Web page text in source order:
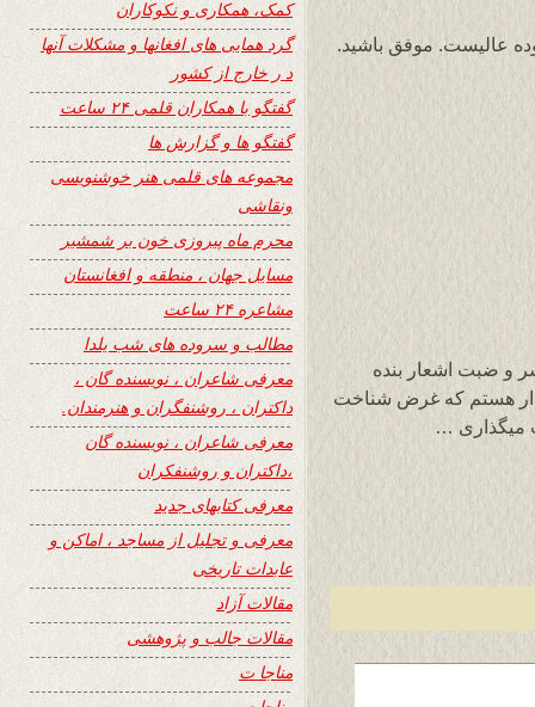
عالیست. موفق باشید.
و ضبت اشعار بنده
هستم که غرض شناخت
…
کمک، همکاری و نکوکاران
گرد همایی های افغانها و مشکلات آنها
د ر خارج از کشور
گفتگو با همکاران قلمی ۲۴ ساعت
گفتگو ها و گزارش ها
مجموعه های قلمی هنر خوشنویسی
ونقاشی
محرم ماه پیروزی خون بر شمشیر
مسایل جهان ، منطقه و افغانستان
مشاعره ۲۴ ساعت
مطالب و سروده های شب یلدا
معرفی شاعران ، نویسنده گان ،
داکتران ، روشنفگران و هنرمندان.
معرفی شاعران ، نویسنده گان
،داکتران و روشنفکران
معرفی کتابهای جدید
معرفی و تجلیل از مساجد ، اماکن و
عابدات تاریخی
مقالات آزاد
مقالات جالب و پژوهشی
مناجا ت